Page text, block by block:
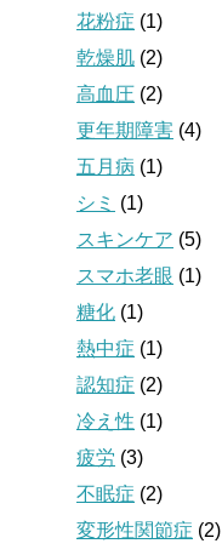
花粉症 (1)
乾燥肌 (2)
高血圧 (2)
更年期障害 (4)
五月病 (1)
シミ (1)
スキンケア (5)
スマホ老眼 (1)
糖化 (1)
熱中症 (1)
認知症 (2)
冷え性 (1)
疲労 (3)
不眠症 (2)
変形性関節症 (2)